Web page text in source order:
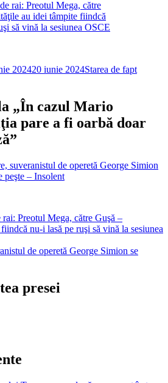
rai: Preotul Mega, către
au idei tâmpite fiindcă
să vină la sesiunea OSCE
202420 iunie 2024Starea de fapt
„În cazul Mario
pare a fi oarbă doar
suveranistul de operetă George Simion
peşte – Insolent
rai: Preotul Mega, către Guşă –
nu-i lasă pe ruşi să vină la sesiunea
de operetă George Simion se
presei